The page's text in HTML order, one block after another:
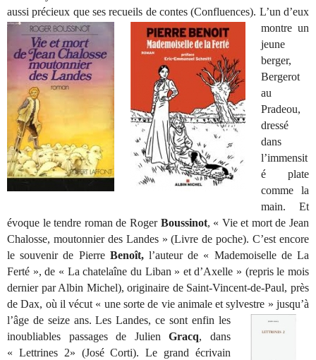
aussi précieux que ses recueils de contes (Confluences). L’un d’eux
montre un
jeune
berger,
Bergerot
au
Pradeou,
dressé
dans
l’immensit
é plate
comme la
main. Et
évoque le tendre roman de Roger Boussinot, « Vie et mort de Jean
Chalosse, moutonnier des Landes » (Livre de poche).C’est encore
le souvenir de Pierre Benoît,l’auteur de « Mademoiselle de La
Ferté », de « La chatelaîne du Liban » et d’Axelle » (repris le mois
dernier par Albin Michel), originaire de Saint-Vincent-de-Paul, près
de Dax, où il vécut « une sorte de vie animale et sylvestre » jusqu’à
l’âge de seize ans. Les Landes, ce sont enfin les
inoubliables passages de JulienGracq, dans
« Lettrines 2» (José Corti). Le grand écrivain